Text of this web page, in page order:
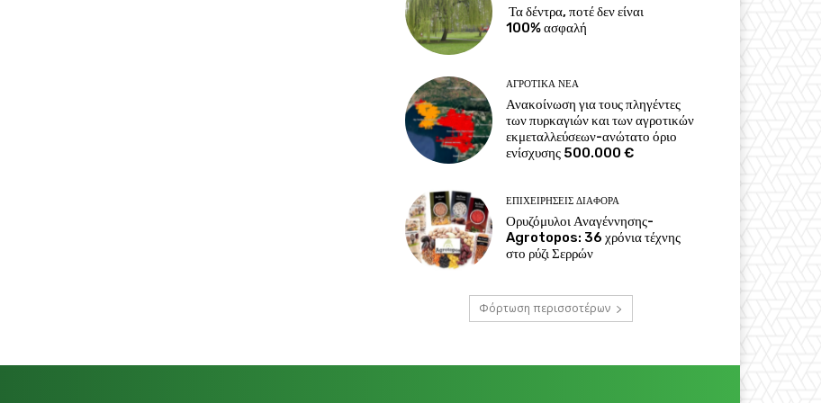
Τα δέντρα, ποτέ δεν είναι
100% ασφαλή
ΑΓΡΟΤΙΚΆ ΝΈΑ
Ανακοίνωση για τους πληγέντες
των πυρκαγιών και των αγροτικών
εκμεταλλεύσεων-ανώτατο όριο
ενίσχυσης 500.000 €
ΕΠΙΧΕΙΡΉΣΕΙΣ ΔΙΆΦΟΡΑ
Ορυζόμυλοι Αναγέννησης-
Agrotopos: 36 χρόνια τέχνης
στο ρύζι Σερρών
Φόρτωση περισσοτέρων